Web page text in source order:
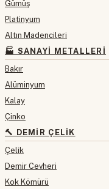
Gümüş
Platinyum
Altın Madencileri
🏭 SANAYI METALLERI
Bakır
Alüminyum
Kalay
Çinko
🔨 DEMIR ÇELIK
Çelik
Demir Cevheri
Kok Kömürü